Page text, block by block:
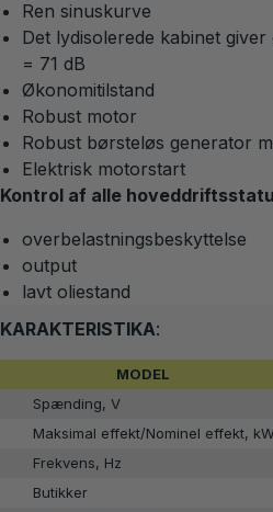
Ren sinuskurve
Det lydisolerede kabinet
= 71 dB
Økonomitilstand
Robust motor
Robust børsteløs generator
Elektrisk motorstart
Kontrol af alle
overbelastningsbeskyttelse
output
lavt oliestand
KARAKTERISTIKA:
MODEL
Spænding, V
Maksimal effekt/Nominel effekt,
Frekvens, Hz
Butikker